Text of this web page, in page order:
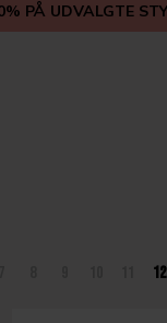
PÅ UDVALGTE
12